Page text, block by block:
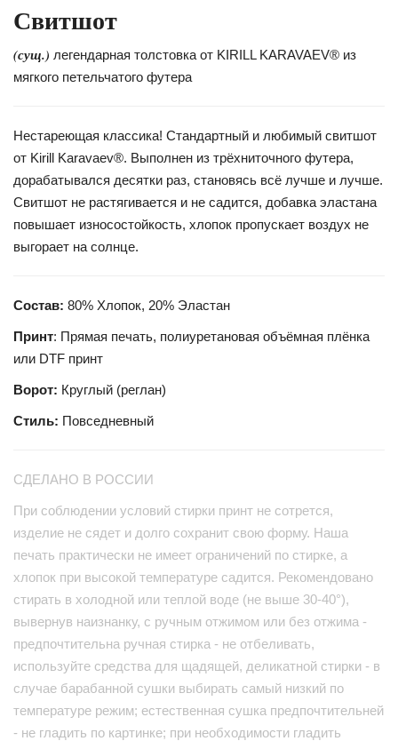
Свитшот
(сущ.) легендарная толстовка от KIRILL KARAVAEV® из
мягкого петельчатого футера
Нестареющая классика! Стандартный и любимый свитшот
от Kirill Karavaev®. Выполнен из трёхниточного футера,
дорабатывался десятки раз, становясь всё лучше и лучше.
Свитшот не растягивается и не садится, добавка эластана
повышает износостойкость, хлопок пропускает воздух не
выгорает на солнце.
Состав: 80% Хлопок, 20% Эластан
Принт: Прямая печать, полиуретановая объёмная плёнка
или DTF принт
Ворот: Круглый (реглан)
Стиль: Повседневный
СДЕЛАНО В РОССИИ
При соблюдении условий стирки принт не сотрется,
изделие не сядет и долго сохранит свою форму. Наша
печать практически не имеет ограничений по стирке, а
хлопок при высокой температуре садится. Рекомендовано
стирать в холодной или теплой воде (не выше 30-40°),
вывернув наизнанку, с ручным отжимом или без отжима -
предпочтительна ручная стирка - не отбеливать,
используйте средства для щадящей, деликатной стирки - в
случае барабанной сушки выбирать самый низкий по
температуре режим; естественная сушка предпочтительней
- не гладить по картинке; при необходимости гладить